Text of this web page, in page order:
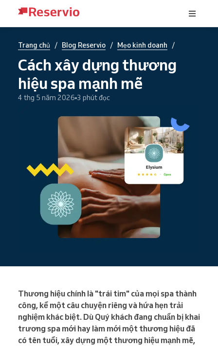
Trang chủ / Blog Reservio / Mẹo kinh doanh /
Cách xây dựng thương
hiệu spa mạnh mẽ
4 thg 5 năm 2026 3 phút đọc
Thương hiệu chính là "trái tim" của mọi spa thành
công, kể một câu chuyện riêng và hứa hẹn trải
nghiệm khác biệt. Dù Quý khách đang chuẩn bị khai
trương spa mới hay làm mới một thương hiệu đã
có tên tuổi, xây dựng một thương hiệu mạnh mẽ,